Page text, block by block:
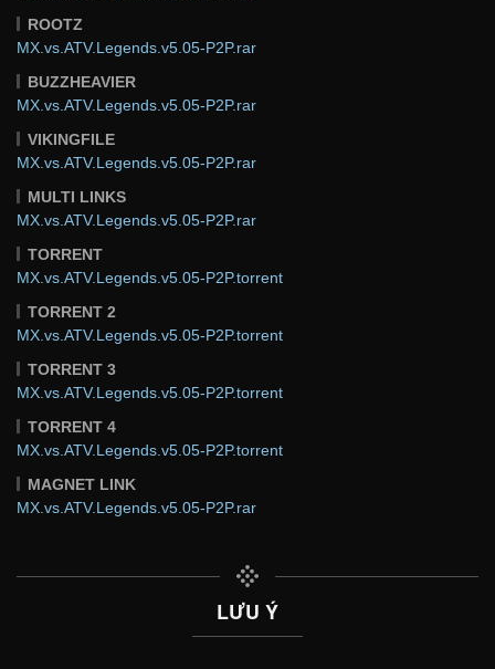
ROOTZ
MX.vs.ATV.Legends.v5.05-P2P.rar
BUZZHEAVIER
MX.vs.ATV.Legends.v5.05-P2P.rar
VIKINGFILE
MX.vs.ATV.Legends.v5.05-P2P.rar
MULTI LINKS
MX.vs.ATV.Legends.v5.05-P2P.rar
TORRENT
MX.vs.ATV.Legends.v5.05-P2P.torrent
TORRENT 2
MX.vs.ATV.Legends.v5.05-P2P.torrent
TORRENT 3
MX.vs.ATV.Legends.v5.05-P2P.torrent
TORRENT 4
MX.vs.ATV.Legends.v5.05-P2P.torrent
MAGNET LINK
MX.vs.ATV.Legends.v5.05-P2P.rar
LƯU Ý